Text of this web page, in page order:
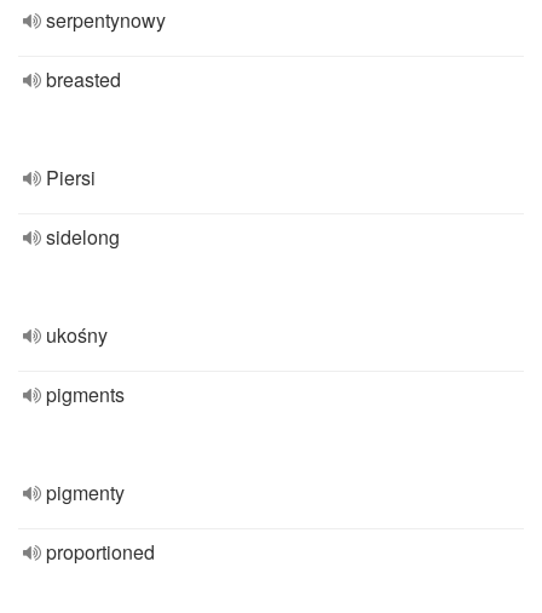
serpentynowy
breasted
Piersi
sidelong
ukośny
pigments
pigmenty
proportioned